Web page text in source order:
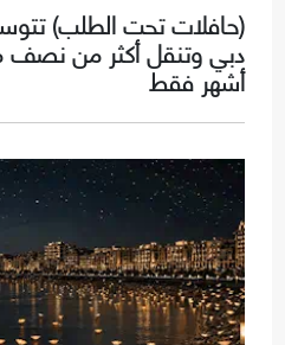
دبي وتنقل أكثر من
أشهر فقط